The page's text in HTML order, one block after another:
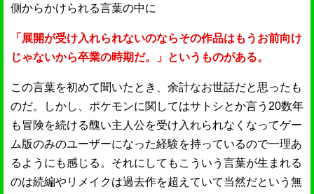
側からかけられる言葉の中に
「展開が受け入れられないのならその作品はもうお前向け
じゃないから卒業の時期だ。」というものがある。
この言葉を初めて聞いたとき、余計なお世話だと思ったも
のだ。しかし、ポケモンに関してはサトシとか言う20数年
も冒険を続ける醜い主人公を受け入れられなくなってゲー
ム版のみのユーザーになった経験を持っているので一理あ
るようにも感じる。それにしてもこういう言葉が生まれる
のは続編やリメイクは過去作を超えていて当然だという無